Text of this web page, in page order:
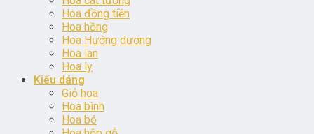
Hoa đồng tiền
Hoa hồng
Hoa Hướng dương
Hoa lan
Hoa ly
Kiểu dáng
Giỏ hoa
Hoa bình
Hoa bó